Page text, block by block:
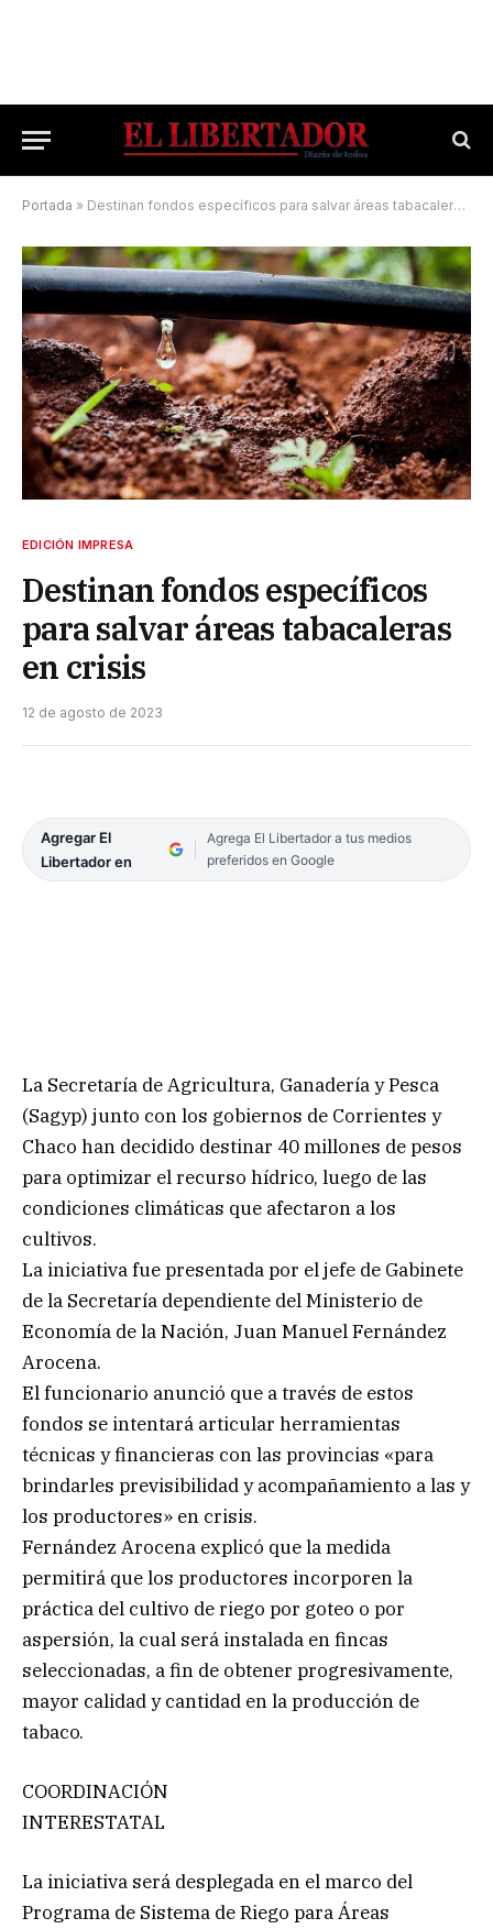
Portada » Destinan fondos específicos para salvar áreas tabacaleras en crisis
EDICIÓN IMPRESA
Destinan fondos específicos
para salvar áreas tabacaleras
en crisis
12 de agosto de 2023
Agregar El
Libertador en
Agrega El Libertador a tus medios
preferidos en Google
La Secretaría de Agricultura, Ganadería y Pesca
(Sagyp) junto con los gobiernos de Corrientes y
Chaco han decidido destinar 40 millones de pesos
para optimizar el recurso hídrico, luego de las
condiciones climáticas que afectaron a los
cultivos.
La iniciativa fue presentada por el jefe de Gabinete
de la Secretaría dependiente del Ministerio de
Economía de la Nación, Juan Manuel Fernández
Arocena.
El funcionario anunció que a través de estos
fondos se intentará articular herramientas
técnicas y financieras con las provincias «para
brindarles previsibilidad y acompañamiento a las y
los productores» en crisis.
Fernández Arocena explicó que la medida
permitirá que los productores incorporen la
práctica del cultivo de riego por goteo o por
aspersión, la cual será instalada en fincas
seleccionadas, a fin de obtener progresivamente,
mayor calidad y cantidad en la producción de
tabaco.
COORDINACIÓN
INTERESTATAL
La iniciativa será desplegada en el marco del
Programa de Sistema de Riego para Áreas